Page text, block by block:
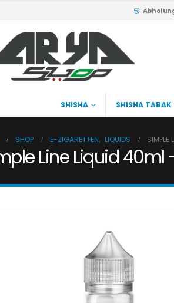
SHISHA SHISHA TABAK
SHOP E-ZIGARETTEN, LIQUIDS SIMPLE
Line Liquid 40ml